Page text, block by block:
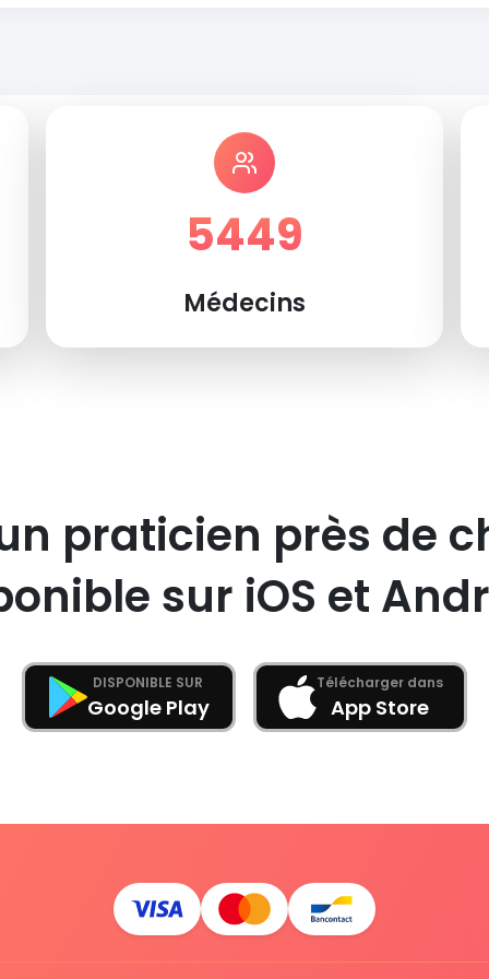
5449
Médecins
praticien près de
sur iOS et
DISPONIBLE SUR
Google Play
Télécharger dans
App Store